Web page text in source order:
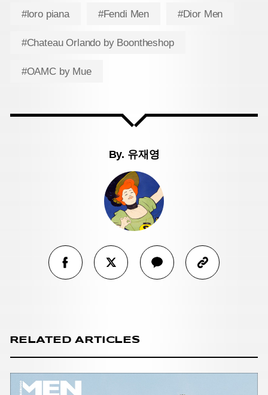
#loro piana #Fendi Men #Dior Men
#Chateau Orlando by Boontheshop
#OAMC by Mue
By. 유재영
RELATED ARTICLES